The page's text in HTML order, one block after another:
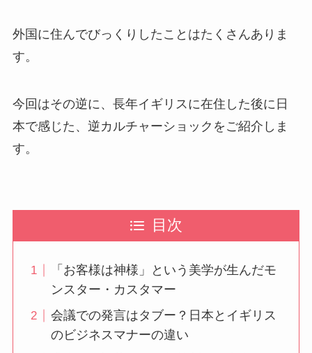
外国に住んでびっくりしたことはたくさんありま
す。
今回はその逆に、長年イギリスに在住した後に日
本で感じた、逆カルチャーショックをご紹介しま
す。
目次
「お客様は神様」という美学が生んだモ
ンスター・カスタマー
会議での発言はタブー？日本とイギリス
のビジネスマナーの違い